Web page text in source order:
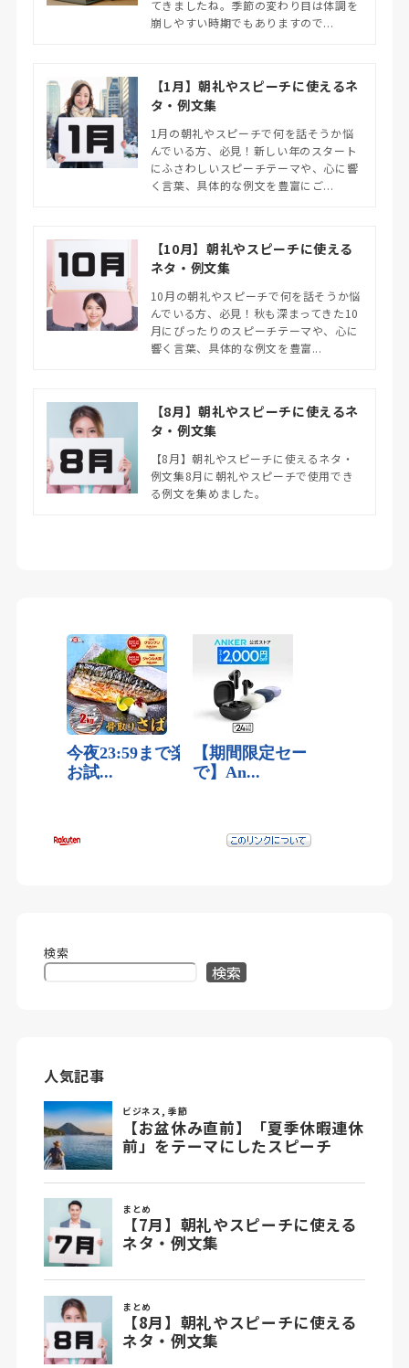
てきましたね。季節の変わり目は体調を
崩しやすい時期でもありますので...
【1月】朝礼やスピーチに使えるネ
タ・例文集
1月の朝礼やスピーチで何を話そうか悩
んでいる方、必見！新しい年のスタート
にふさわしいスピーチテーマや、心に響
く言葉、具体的な例文を豊富にご...
【10月】朝礼やスピーチに使える
ネタ・例文集
10月の朝礼やスピーチで何を話そうか悩
んでいる方、必見！秋も深まってきた10
月にぴったりのスピーチテーマや、心に
響く言葉、具体的な例文を豊富...
【8月】朝礼やスピーチに使えるネ
タ・例文集
【8月】朝礼やスピーチに使えるネタ・
例文集8月に朝礼やスピーチで使用でき
る例文を集めました。
検索
検索
人気記事